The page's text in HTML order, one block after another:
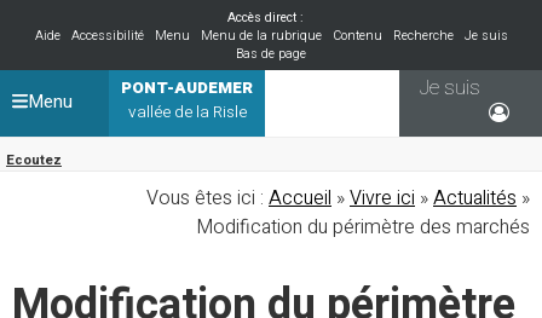
Accès direct :
Aide
Accessibilité Menu Menu de la rubrique Contenu Recherche
Je suis
Bas de page
PONT-AUDEMER
vallée de la Risle
Ecoutez
Je suis
Menu
Vous êtes ici : Accueil »Vivre ici »Actualités »
Modification du périmètre des marchés
Modification du périmètre